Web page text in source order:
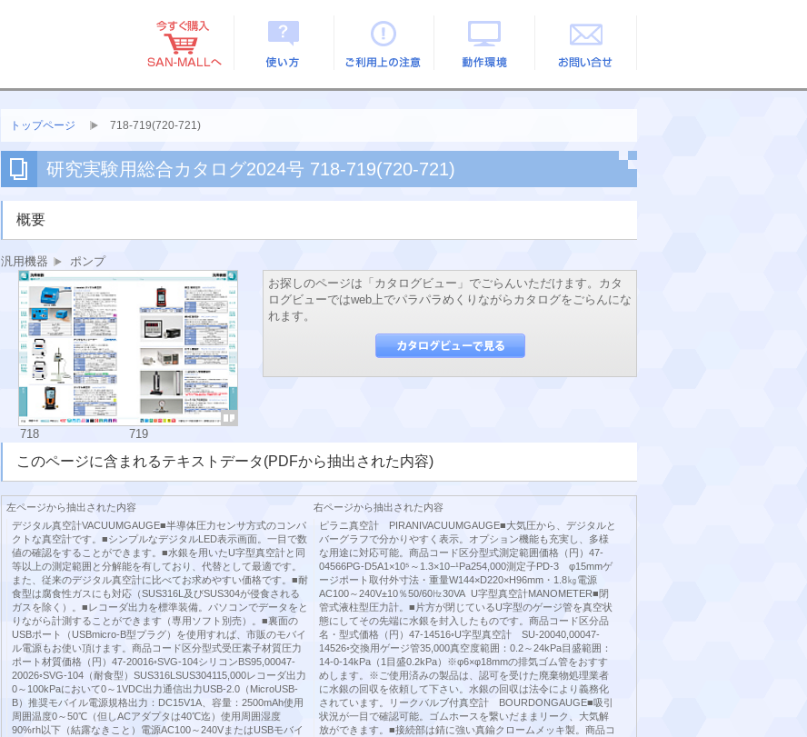
トップページ 718-719(720-721)
研究実験用総合カタログ2024号 718-719(720-721)
概要
汎用機器 ポンプ
718 719
お探しのページは「カタログビュー」でごらんいただけます。カタ
ログビューではweb上でパラパラめくりながらカタログをごらんにな
れます。
このページに含まれるテキストデータ(PDFから抽出された内容)
左ページから抽出された内容
デジタル真空計VACUUMGAUGE■半導体圧力センサ方式のコンパ
クトな真空計です。■シンプルなデジタルLED表示画面。一目で数
値の確認をすることができます。■水銀を用いたU字型真空計と同
等以上の測定範囲と分解能を有しており、代替として最適です。
また、従来のデジタル真空計に比べてお求めやすい価格です。■耐
食型は腐食性ガスにも対応（SUS316L及びSUS304が侵食される
ガスを除く）。■レコーダ出力を標準装備。パソコンでデータをと
りながら計測することができます（専用ソフト別売）。■裏面の
USBポート（USBmicro-B型プラグ）を使用すれば、市販のモバイ
ル電源もお使い頂けます。商品コード区分型式受圧素子材質圧力
ポート材質価格（円）47-20016◦SVG-104シリコンBS95,00047-
20026◦SVG-104（耐食型）SUS316LSUS304115,000レコーダ出力
0～100kPaにおいて0～1VDC出力通信出力USB-2.0（MicroUSB-
B）推奨モバイル電源規格出力：DC15V1A、容量：2500mAh使用
周囲温度0～50℃（但しACアダプタは40℃迄）使用周囲湿度
90%rh以下（結露なきこと）電源AC100～240VまたはUSBモバイ
右ページから抽出された内容
ピラニ真空計 PIRANIVACUUMGAUGE■大気圧から、デジタルと
バーグラフで分かりやすく表示。オプション機能も充実し、多様
な用途に対応可能。商品コード区分型式測定範囲価格（円）47-
04566PG-D5A1×10⁵～1.3×10−¹Pa254,000測定子PD-3 φ15mmゲ
ージポート取付外寸法・重量W144×D220×H96mm・1.8㎏電源
AC100～240V±10％50/60㎐30VA U字型真空計MANOMETER■閉
管式液柱型圧力計。■片方が閉じているU字型のゲージ管を真空状
態にしてその先端に水銀を封入したものです。商品コード区分品
名・型式価格（円）47-14516◦U字型真空計 SU-20040,00047-
14526◦交換用ゲージ管35,000真空度範囲：0.2～24kPa目盛範囲：
14-0-14kPa（1目盛0.2kPa）※φ6×φ18mmの排気ゴム管をおすす
めします。※ご使用済みの製品は、認可を受けた廃棄物処理業者
に水銀の回収を依頼して下さい。水銀の回収は法令により義務化
されています。リークバルブ付真空計 BOURDONGAUGE■吸引
状況が一目で確認可能。ゴムホースを繋いだままリーク、大気解
放ができます。■接続部は錆に強い真鍮クロームメッキ製。商品コ